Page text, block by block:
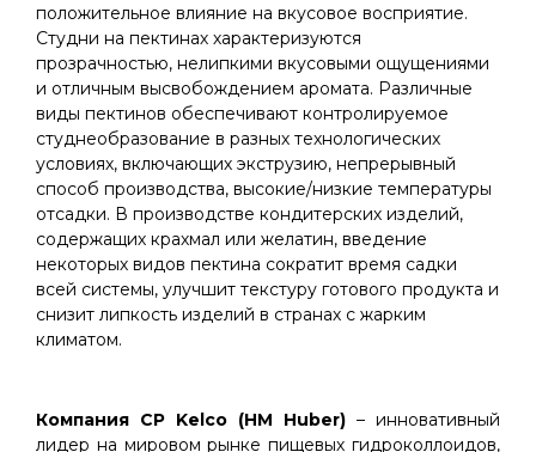
положительное влияние на вкусовое восприятие.
Студни на пектинах характеризуются
прозрачностью, нелипкими вкусовыми ощущениями
и отличным высвобождением аромата. Различные
виды пектинов обеспечивают контролируемое
студнеобразование в разных технологических
условиях, включающих экструзию, непрерывный
способ производства, высокие/низкие температуры
отсадки. В производстве кондитерских изделий,
содержащих крахмал или желатин, введение
некоторых видов пектина сократит время садки
всей системы, улучшит текстуру готового продукта и
снизит липкость изделий в странах с жарким
климатом.
Компания СP Kelco (HM Huber) – инновативный
лидер на мировом рынке пищевых гидроколлоидов,